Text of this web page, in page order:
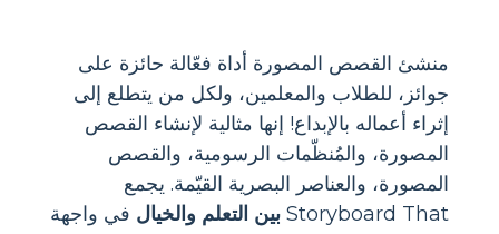
منشئ القصص المصورة أداة فعّالة حائزة على
جوائز، للطلاب والمعلمين، ولكل من يتطلع إلى
إثراء أعماله بالإبداع! إنها مثالية لإنشاء القصص
المصورة، والمُنظّمات الرسومية، والقصص
المصورة، والعناصر البصرية القيّمة. يجمع
Storyboard That بين التعلم والخيال في واجهة